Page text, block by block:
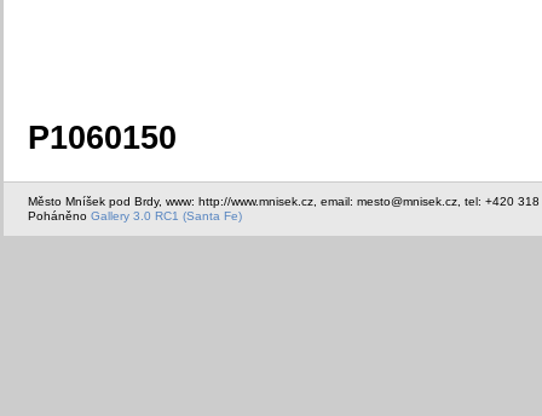
P1060150
Město Mníšek pod Brdy, www: http://www.mnisek.cz, email: mesto@mnisek.cz, tel: +420
Poháněno Gallery 3.0 RC1 (Santa Fe)